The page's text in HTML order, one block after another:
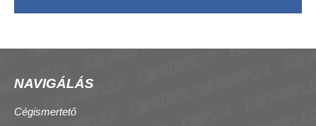
NAVIGÁLÁS
Cégismertető